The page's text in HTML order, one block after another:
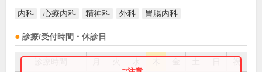
内科 心療内科 精神科 外科 胃腸内科
診療/受付時間・休診日
祝